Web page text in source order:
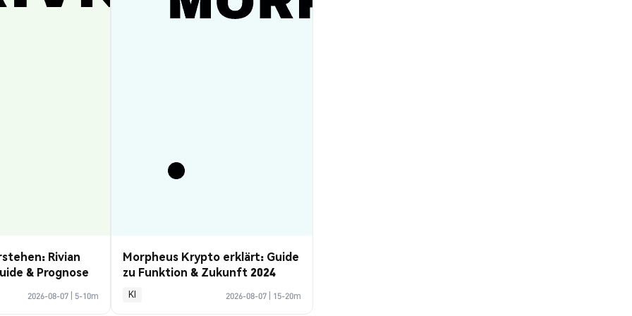
Rivian
& Prognose
2026-08-07 5-10m
Morpheus Krypto erklärt: Guide
zu Funktion & Zukunft 2024
KI 2026-08-07 15-20m